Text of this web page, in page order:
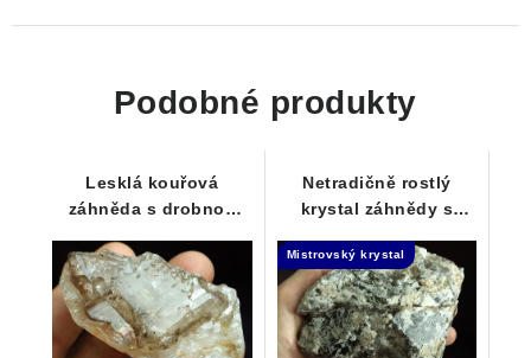
Podobné produkty
Lesklá kouřová
záhněda s drobnou
mateční hornině
Netradičně rostlý
krystal záhnědy s
Samoléčitel
Mistrovský krystal